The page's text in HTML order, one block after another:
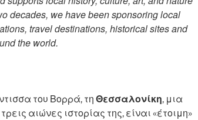
decades, we have been sponsoring local
travel destinations, historical sites and
the world.
του Βορρά, τη Θεσσαλονίκη, μια
αιώνες ιστορίας της, είναι «έτοιμη»